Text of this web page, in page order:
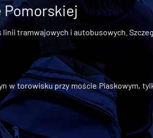
tramwajowych i autobusowych.
w torowisku przy moście Piaskowym,